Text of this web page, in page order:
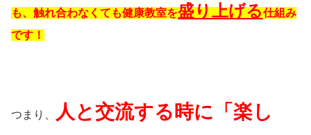
も、触れ合わなくても健康教室を盛り上げる仕組み
です！
つまり、
人と交流する時に「楽し